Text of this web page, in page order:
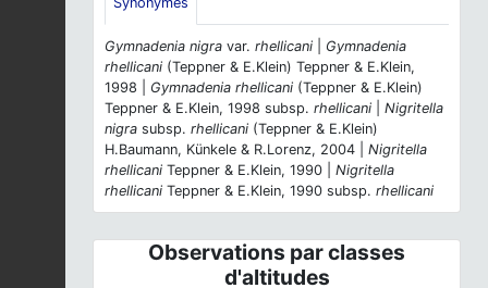
Gymnadenia nigra var. rhellicani
Gymnadenia
rhellicani (Teppner & E.Klein) Teppner & E.Klein,
1998 | Gymnadenia rhellicani (Teppner & E.Klein)
Teppner & E.Klein, 1998 subsp. rhellicani
Nigritella
nigra subsp. rhellicani (Teppner & E.Klein)
H.Baumann, Künkele & R.Lorenz, 2004 | Nigritella
rhellicani Teppner & E.Klein, 1990 | Nigritella
rhellicani Teppner & E.Klein, 1990 subsp. rhellicani
Observations par classes
d'altitudes